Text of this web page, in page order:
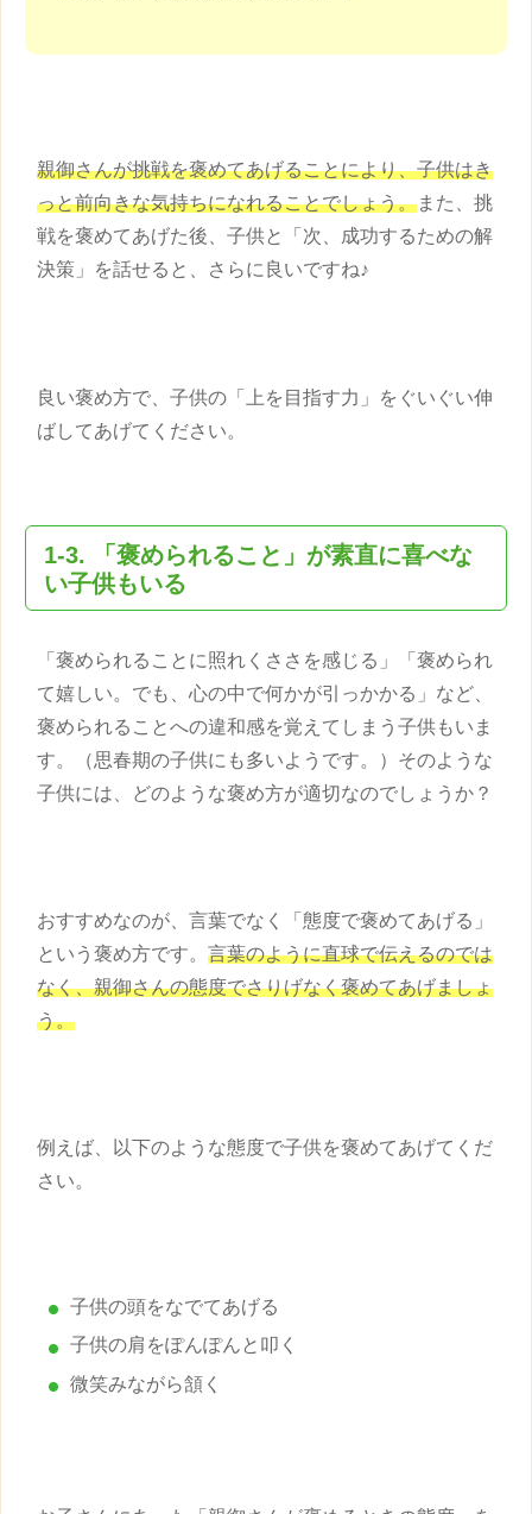
親御さんが挑戦を褒めてあげることにより、子供はき
っと前向きな気持ちになれることでしょう。また、挑
戦を褒めてあげた後、 子供と「次、成功するための解
決策」を話せると、さらに良いですね♪
良い褒め方で、 子供の「上を目指す力」をぐいぐい伸
ばしてあげてください。
1-3. 「褒められること」が素直に喜べな
い子供もいる
「褒められることに照れくささを感じる」「褒められ
て嬉しい。でも、心の中で何かが引っかかる」など、
褒められることへの違和感を覚えてしまう 子供もいま
す。（思春期の子供にも多いようです。）そのような
子供には、どのような褒め方が適切なのでしょうか？
おすすめなのが、言葉でなく「態度で褒めてあげる」
という 褒め方です。 言葉のように直球で伝えるのでは
なく、親御さんの態度でさりげなく褒めてあげましょ
う。
例えば、以下のような態度で子供を褒めてあげてくだ
さい。
子供の頭をなでてあげる
子供の肩をぽんぽんと叩く
微笑みながら頷く